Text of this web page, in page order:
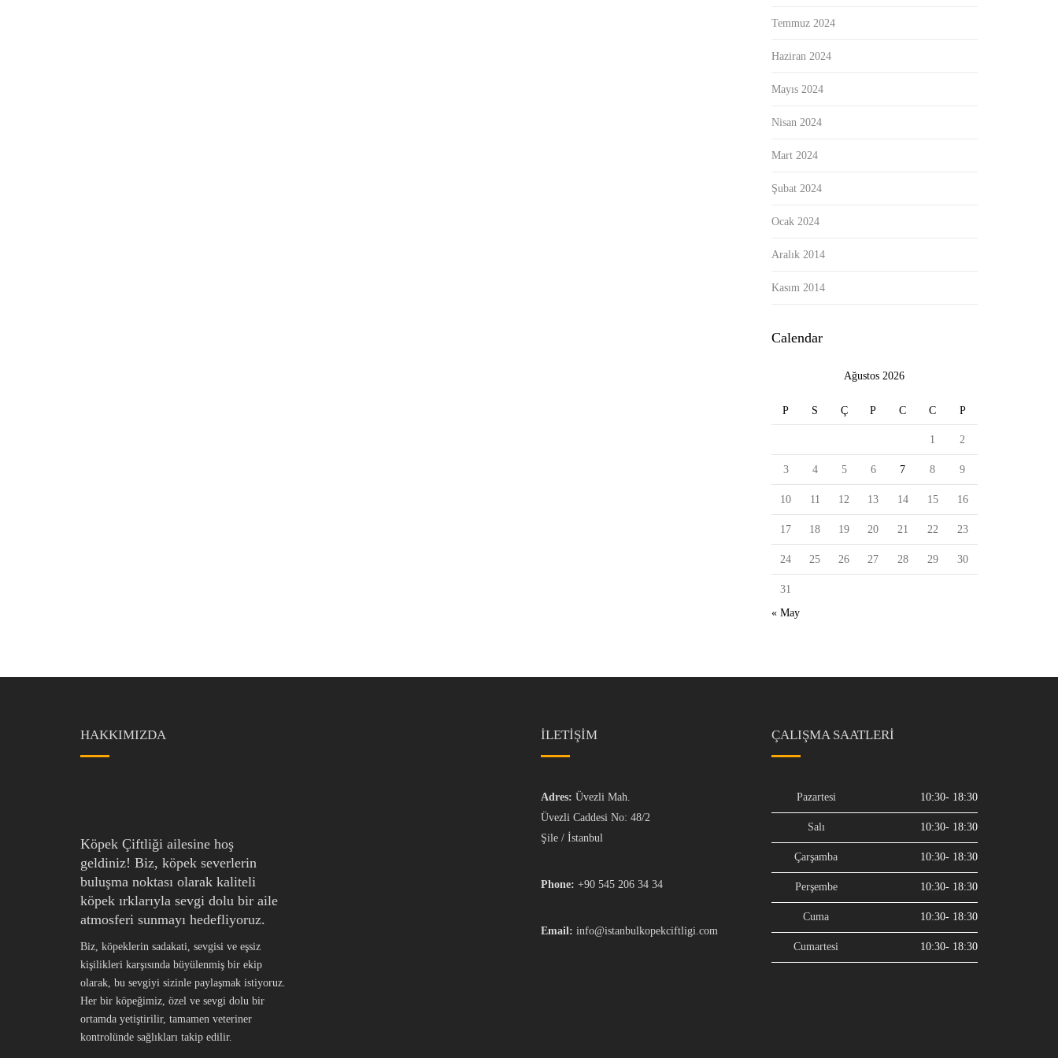
Temmuz 2024
Haziran 2024
Mayıs 2024
Nisan 2024
Mart 2024
Şubat 2024
Ocak 2024
Aralık 2014
Kasım 2014
Calendar
Ağustos 2026
P S Ç P C C P
1 2
3 4 5 6 7 8 9
10 11 12 13 14 15 16
17 18 19 20 21 22 23
24 25 26 27 28 29 30
31
« May
HAKKIMIZDA
Köpek Çiftliği ailesine hoş
geldiniz! Biz, köpek severlerin
buluşma noktası olarak kaliteli
köpek ırklarıyla sevgi dolu bir aile
atmosferi sunmayı hedefliyoruz.
Biz, köpeklerin sadakati, sevgisi ve eşsiz
kişilikleri karşısında büyülenmiş bir ekip
olarak, bu sevgiyi sizinle paylaşmak istiyoruz.
Her bir köpeğimiz, özel ve sevgi dolu bir
ortamda yetiştirilir, tamamen veteriner
kontrolünde sağlıkları takip edilir.
İLETİŞİM
Adres: Üvezli Mah.
Üvezli Caddesi No: 48/2
Şile / İstanbul
Phone: +90 545 206 34 34
Email: info@istanbulkopekciftligi.com
ÇALIŞMA SAATLERI
Pazartesi 10:30- 18:30
Salı 10:30- 18:30
Çarşamba 10:30- 18:30
Perşembe 10:30- 18:30
Cuma 10:30- 18:30
Cumartesi 10:30- 18:30